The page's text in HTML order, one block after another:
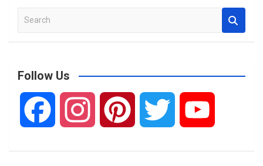
a
c
Follow Us